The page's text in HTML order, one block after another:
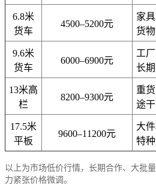
6.8米
货车
4500–5200元
家
货
9.6米
货车
6000–6900元
工
长
13米高
栏
8200–9300元
重
途
17.5米
平板
9600–11200元
大
特
以上为市场低价行情，长期合作、大批
力紧张价格微调。